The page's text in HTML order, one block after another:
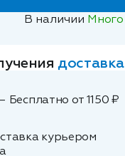
В наличии Много
доставка
Бесплатно от 1150 ₽
курьером